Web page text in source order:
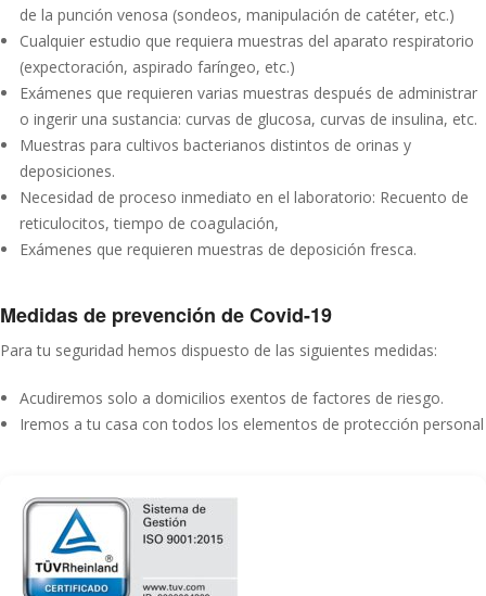
de la punción venosa (sondeos, manipulación de catéter, etc.)
Cualquier estudio que requiera muestras del aparato respiratorio
(expectoración, aspirado faríngeo, etc.)
Exámenes que requieren varias muestras después de administrar
o ingerir una sustancia: curvas de glucosa, curvas de insulina, etc.
Muestras para cultivos bacterianos distintos de orinas y
deposiciones.
Necesidad de proceso inmediato en el laboratorio: Recuento de
reticulocitos, tiempo de coagulación,
Exámenes que requieren muestras de deposición fresca.
Medidas de prevención de Covid-19
Para tu seguridad hemos dispuesto de las siguientes medidas:
Acudiremos solo a domicilios exentos de factores de riesgo.
Iremos a tu casa con todos los elementos de protección personal